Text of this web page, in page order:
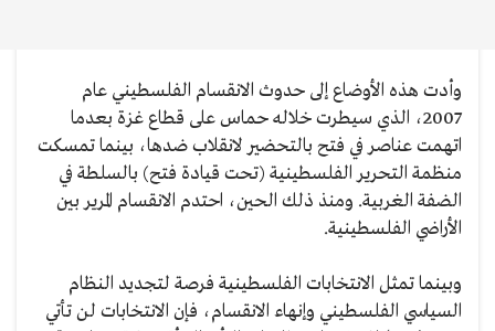
وأدت هذه الأوضاع إلى حدوث الانقسام الفلسطيني عام
2007، الذي سيطرت خلاله حماس على قطاع غزة بعدما
اتهمت عناصر في فتح بالتحضير لانقلاب ضدها، بينما تمسكت
منظمة التحرير الفلسطينية (تحت قيادة فتح) بالسلطة في
الضفة الغربية. ومنذ ذلك الحين، احتدم الانقسام المرير بين
الأراضي الفلسطينية.
وبينما تمثل الانتخابات الفلسطينية فرصة لتجديد النظام
السياسي الفلسطيني وإنهاء الانقسام، فإن الانتخابات لن تأتي